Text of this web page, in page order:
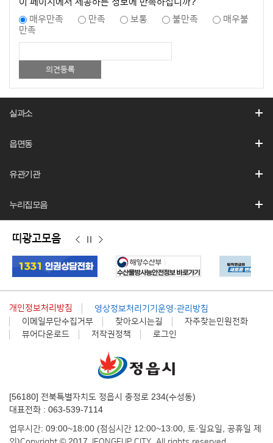
이 페이지에서 제공하는 정보에 만족하십니까?
매우만족
만족 보통 불만족
매우불
만족
실과소
읍면동
유관기관
누리집모음
띠광고모음
이
전
정
지
다
개인정보처리방침
영상정보처리기기운영·관리방침
이메일무단수집거부
찾아오시는길
자주찾는민원전화
뷰어다운로드
저작권정책 로그인
[56180] 전북특별자치도 정읍시 충정로 234(수성동)
대표전화 : 063-539-7114
업무시간: 09:00~18:00 (점심시간 12:00~13:00, 토·일요일, 공휴일 제